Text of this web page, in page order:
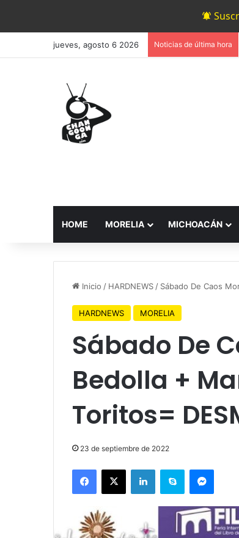
jueves, agosto 6 2026 Noticias de última hora
HOME MORELIA MICHOACÁN
Inicio / HARDNEWS / Sábado De Caos
HARDNEWS MORELIA
Sábado De
Bedolla +
Toritos=
23 de septiembre de 2022
Facebook
X LinkedInSkype